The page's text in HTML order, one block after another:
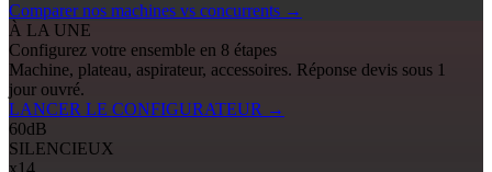
Comparer nos machines vs concurrents →
À LA UNE
Configurez votre ensemble en 8 étapes
Machine, plateau, aspirateur, accessoires. Réponse devis sous 1
jour ouvré.
LANCER LE CONFIGURATEUR →
60dB
SILENCIEUX
x14